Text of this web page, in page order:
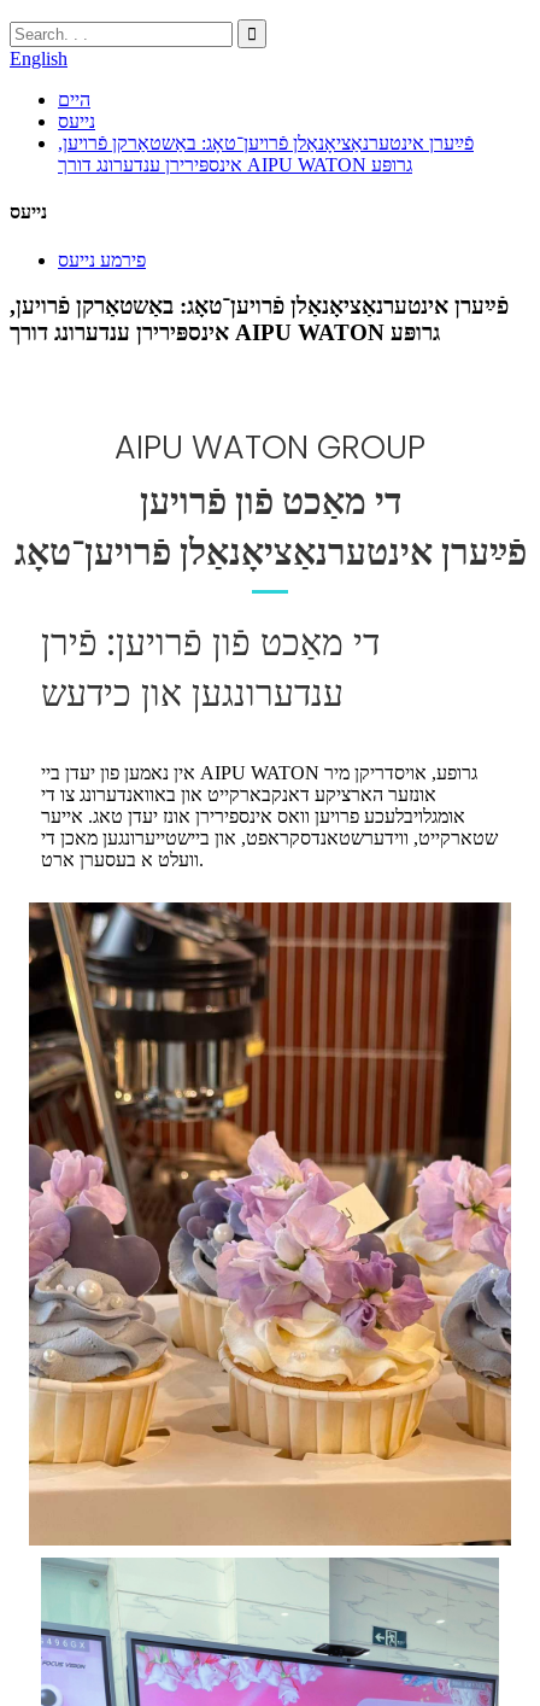
English
היים
נייעס
פֿײַערן אינטערנאַציאָנאַלן פֿרויען־טאָג: באַשטאַרקן פֿרויען,
אינספּירירן ענדערונג דורך AIPU WATON גרופּע
נייעס
פירמע נייעס
פֿײַערן אינטערנאַציאָנאַלן פֿרויען־טאָג: באַשטאַרקן פֿרויען,
אינספּירירן ענדערונג דורך AIPU WATON גרופּע
AIPU WATON GROUP
די מאַכט פֿון פֿרויען
פֿײַערן אינטערנאַציאָנאַלן פֿרויען־טאָג
די מאַכט פֿון פֿרויען: פֿירן
ענדערונגען און כידעש
אין נאמען פון יעדן ביי AIPU WATON גרופע, אויסדריקן מיר
אונזער הארציקע דאנקבארקייט און באוואנדערונג צו די
אומגלויבלעכע פרויען וואס אינספירירן אונז יעדן טאג. אייער
שטארקייט, ווידערשטאנדסקראפט, און ביישטייערונגען מאכן די
וועלט א בעסערן ארט.